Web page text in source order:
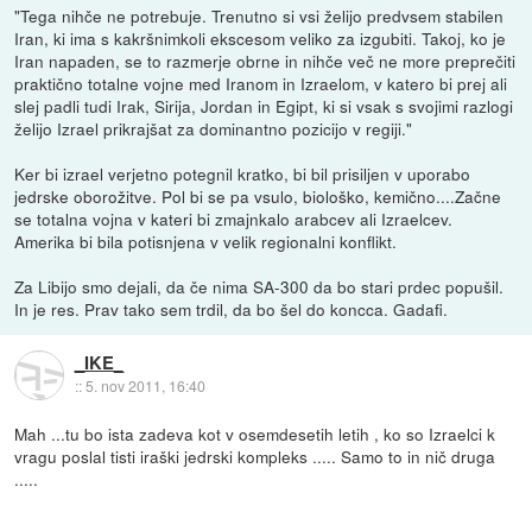
"Tega nihče ne potrebuje. Trenutno si vsi želijo predvsem stabilen
Iran, ki ima s kakršnimkoli ekscesom veliko za izgubiti. Takoj, ko je
Iran napaden, se to razmerje obrne in nihče več ne more preprečiti
praktično totalne vojne med Iranom in Izraelom, v katero bi prej ali
slej padli tudi Irak, Sirija, Jordan in Egipt, ki si vsak s svojimi razlogi
želijo Izrael prikrajšat za dominantno pozicijo v regiji."
Ker bi izrael verjetno potegnil kratko, bi bil prisiljen v uporabo
jedrske oborožitve. Pol bi se pa vsulo, biološko, kemično....Začne
se totalna vojna v kateri bi zmajnkalo arabcev ali Izraelcev.
Amerika bi bila potisnjena v velik regionalni konflikt.
Za Libijo smo dejali, da če nima SA-300 da bo stari prdec popušil.
In je res. Prav tako sem trdil, da bo šel do koncca. Gadafi.
_IKE_
::5. nov 2011, 16:40
Mah ...tu bo ista zadeva kot v osemdesetih letih , ko so Izraelci k
vragu poslal tisti iraški jedrski kompleks ..... Samo to in nič druga
.....